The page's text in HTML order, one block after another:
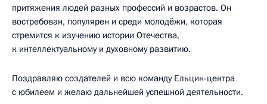
притяжения людей разных профессий и возрастов. Он
востребован, популярен и среди молодёжи, которая
стремится к изучению истории Отечества,
к интеллектуальному и духовному развитию.
Поздравляю создателей и всю команду Ельцин-центра
с юбилеем и желаю дальнейшей успешной деятельности.